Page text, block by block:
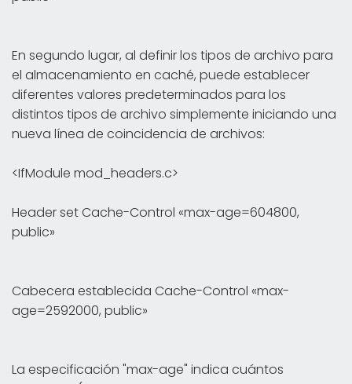
En segundo lugar, al definir los tipos de archivo para
el almacenamiento en caché, puede establecer
diferentes valores predeterminados para los
distintos tipos de archivo simplemente iniciando una
nueva línea de coincidencia de archivos:
<IfModule mod_headers.c>
Header set Cache-Control «max-age=604800,
public»
Cabecera establecida Cache-Control «max-
age=2592000, public»
La especificación "max-age" indica cuántos